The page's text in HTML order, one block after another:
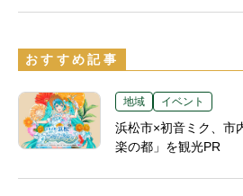
おすすめ記事
地域 イベント
浜松市×初音ミク、
楽の都」を観光PR